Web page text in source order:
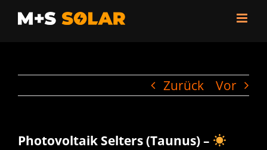
Zum
Inhalt
Zurück Vor
Photovoltaik Selters (Taunus) –